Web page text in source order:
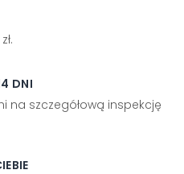
DNI
na szczegółową inspekcję